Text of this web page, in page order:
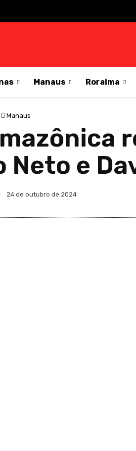
Manaus Roraima
Manaus
Neto e
24 de outubro de 2024